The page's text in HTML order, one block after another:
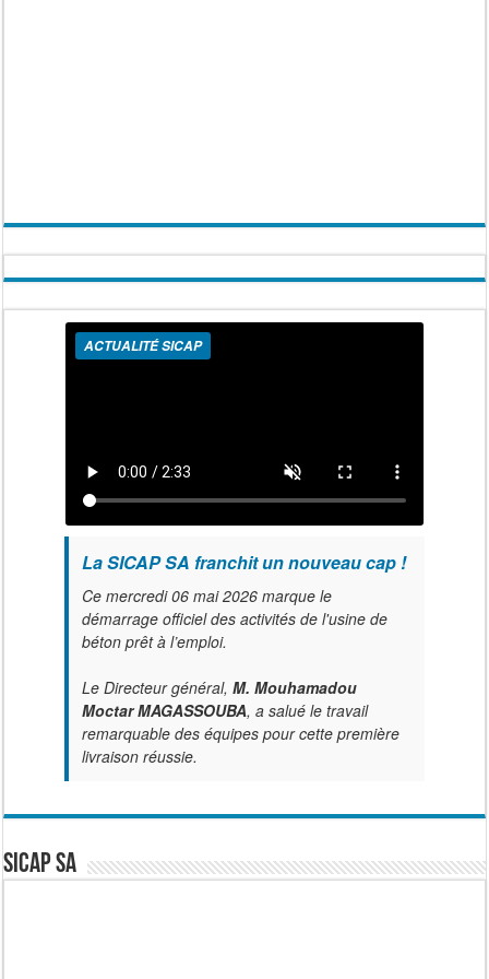
ACTUALITÉ SICAP
La SICAP SA franchit un nouveau cap !
Ce mercredi 06 mai 2026 marque le
démarrage officiel des activités de l'usine de
béton prêt à l’emploi.
Le Directeur général, M. Mouhamadou
Moctar MAGASSOUBA, a salué le travail
remarquable des équipes pour cette première
livraison réussie.
SICAP SA